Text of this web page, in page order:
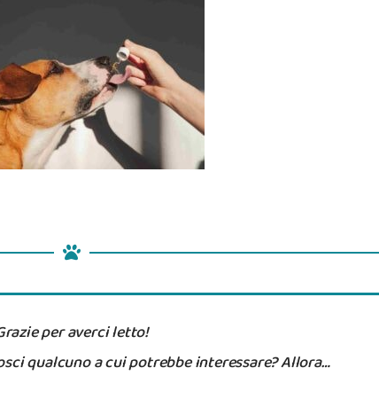
per averci letto!
qualcuno a cui potrebbe interessare? Allora…